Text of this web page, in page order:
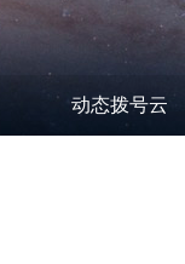
动态拨号云